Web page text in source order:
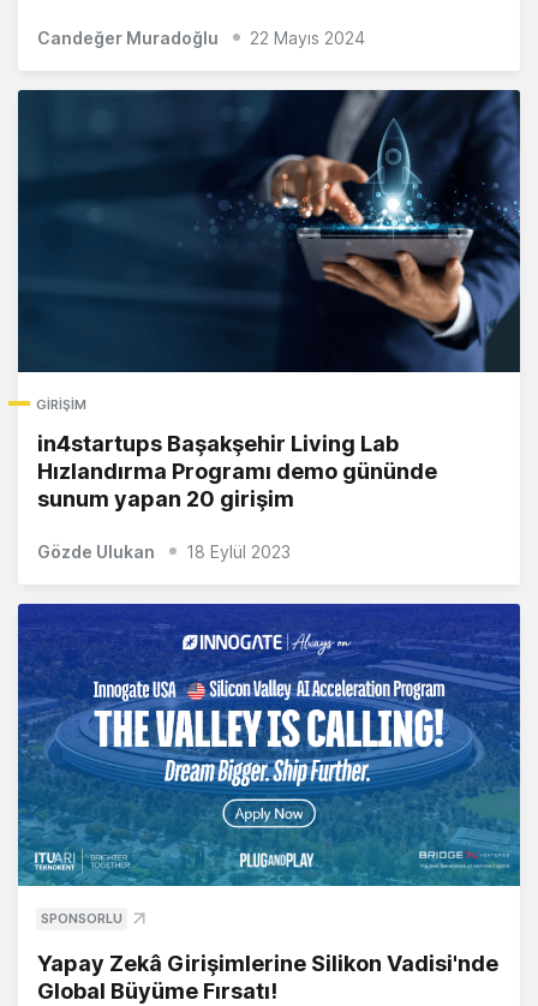
Candeğer Muradoğlu 22 Mayıs 2024
GIRIŞIM
in4startups Başakşehir Living Lab
Hızlandırma Programı demo gününde
sunum yapan 20 girişim
Gözde Ulukan 18 Eylül 2023
SPONSORLU
Yapay Zekâ Girişimlerine Silikon Vadisi'nde
Global Büyüme Fırsatı!